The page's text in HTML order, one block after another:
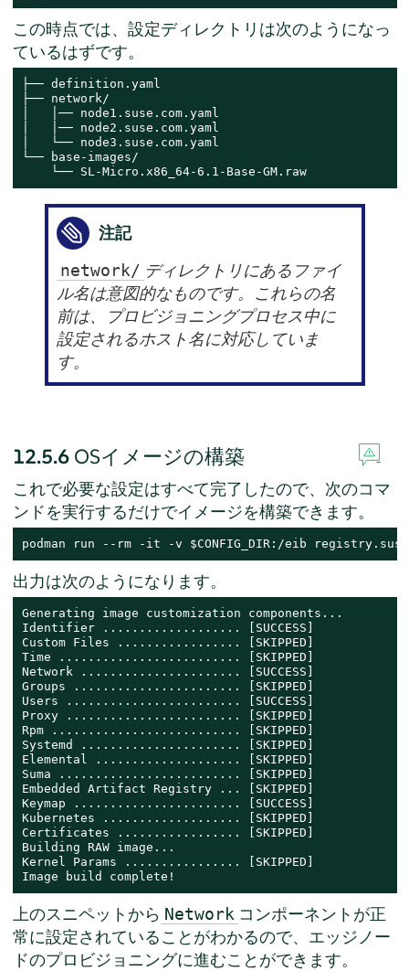
この時点では、設定ディレクトリは次のようになっ
ているはずです。
├── definition.yaml
├── network/
│   │── node1.suse.com.yaml
│   │── node2.suse.com.yaml
│   └── node3.suse.com.yaml
└── base-images/
    └── SL-Micro.x86_64-6.1-Base-GM.raw
注記
network/ ディレクトリにあるファイ
ル名は意図的なものです。これらの名
前は、プロビジョニングプロセス中に
設定されるホスト名に対応していま
す。
12.5.6 OSイメージの構築
これで必要な設定はすべて完了したので、次のコマ
ンドを実行するだけでイメージを構築できます。
podman run --rm -it -v $CONFIG_DIR:/eib
出力は次のようになります。
Generating image customization components...
Identifier ................... [SUCCESS]
Custom Files ................. [SKIPPED]
Time ......................... [SKIPPED]
Network ...................... [SUCCESS]
Groups ....................... [SKIPPED]
Users ........................ [SUCCESS]
Proxy ........................ [SKIPPED]
Rpm .......................... [SKIPPED]
Systemd ...................... [SKIPPED]
Elemental .................... [SKIPPED]
Suma ......................... [SKIPPED]
Embedded Artifact Registry ... [SKIPPED]
Keymap ....................... [SUCCESS]
Kubernetes ................... [SKIPPED]
Certificates ................. [SKIPPED]
Building RAW image...
Kernel Params ................ [SKIPPED]
Image build complete!
上のスニペットから Network コンポーネントが正
常に設定されていることがわかるので、エッジノー
ドのプロビジョニングに進むことができます。